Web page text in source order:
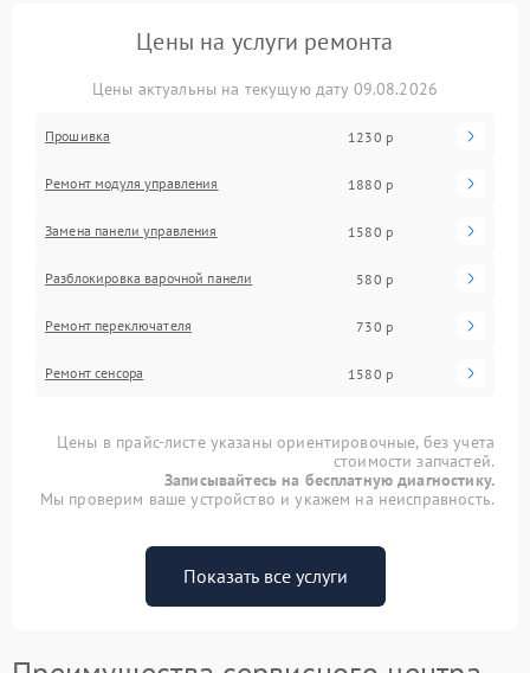
Цены на услуги ремонта
Цены актуальны на текущую дату 09.08.2026
Прошивка 1230 р
Ремонт модуля управления 1880 р
Замена панели управления 1580 р
Разблокировка варочной панели 580 р
Ремонт переключателя 730 р
Ремонт сенсора 1580 р
Цены в прайс-листе указаны ориентировочные, без учета
стоимости запчастей.
Записывайтесь на бесплатную диагностику.
Мы проверим ваше устройство и укажем на неисправность.
Показать все услуги